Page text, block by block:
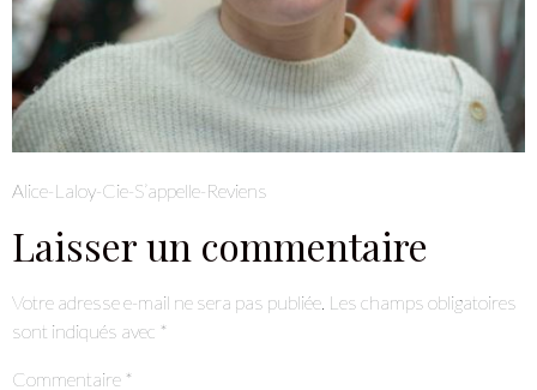
Alice-Laloy-Cie-S’appelle-Reviens
Laisser un commentaire
Votre adresse e-mail ne sera pas publiée. Les champs obligatoires
sont indiqués avec *
Commentaire *